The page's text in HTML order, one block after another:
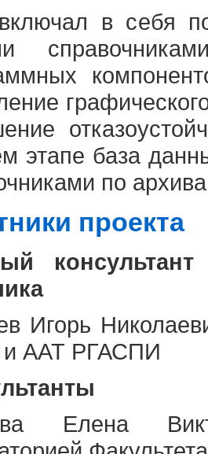
в себя
этапе база
по
проекта
Игорь
ААТ РГАСПИ
Елена